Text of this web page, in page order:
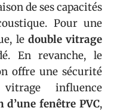
de ses capacités
Pour une
le double vitrage
En revanche, le
offre une sécurité
influence
fenêtre PVC,